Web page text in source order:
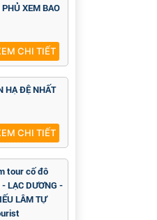
XEM BAO
CHI TIẾT
HẠ ĐỆ NHẤT
CHI TIẾT
tour cố đô
LẠC DƯƠNG -
LÂM TỰ